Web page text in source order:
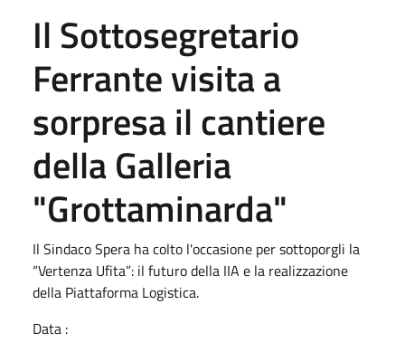
Il Sottosegretario
Ferrante visita a
sorpresa il cantiere
della Galleria
"Grottaminarda"
Il Sindaco Spera ha colto l'occasione per sottoporgli la
“Vertenza Ufita”: il futuro della IIA e la realizzazione
della Piattaforma Logistica.
Data :